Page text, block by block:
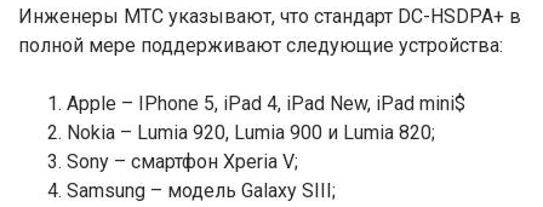
Инженеры МТС указывают, что стандарт DC-HSDPA+ в
полной мере поддерживают следующие устройства:
Apple – IPhone 5, iPad 4, iPad New, iPad mini$
Nokia – Lumia 920, Lumia 900 и Lumia 820;
Sony – смартфон Xperia V;
Samsung – модель Galaxy SIII;